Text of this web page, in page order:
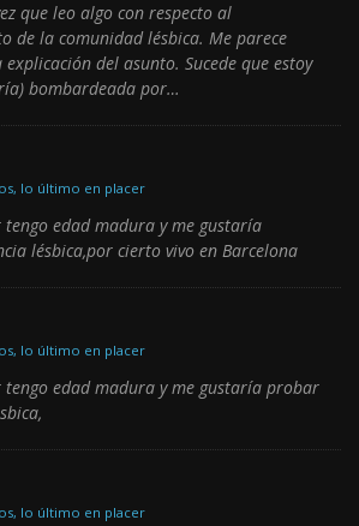
que leo algo con respecto al
de la comunidad lésbica. Me parece
del asunto. Sucede que estoy
bombardeada por…
lo último en placer
edad madura y me gustaría
lésbica,por cierto vivo en Barcelona
lo último en placer
tengo edad madura y me gustaría probar
lo último en placer